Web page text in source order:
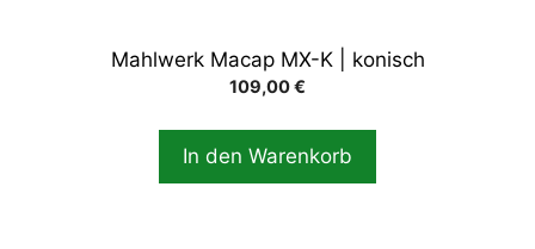
Mahlwerk Macap MX-K | konisch
109,00€
In den Warenkorb